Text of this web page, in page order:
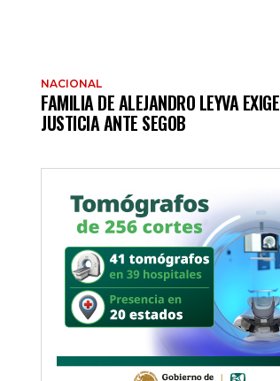
NACIONAL
FAMILIA DE ALEJANDRO LEYVA EXIGE
JUSTICIA ANTE SEGOB